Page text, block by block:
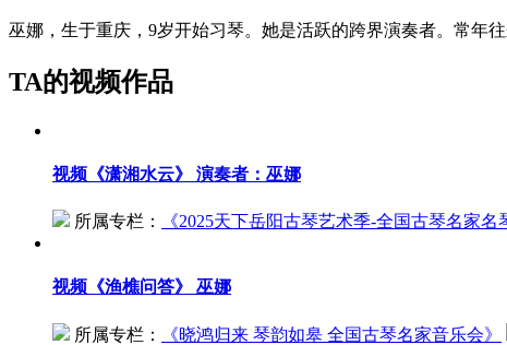
巫娜，生于重庆，9岁开始习琴。她是活跃的跨界演奏者。常年
TA的视频作品
视频 《潇湘水云》 演奏者：巫娜
所属专栏： 《2025天下岳阳古琴艺术季-全国古琴名家名
视频 《渔樵问答》 巫娜
所属专栏： 《晓鸿归来 琴韵如皋 全国古琴名家音乐会》